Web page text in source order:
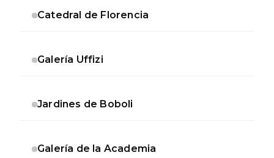
Catedral de Florencia
Galería Uffizi
Jardines de Boboli
Galería de la Academia